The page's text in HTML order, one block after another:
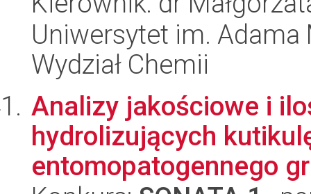
Uniwersytet im.
Wydział Chemii
Analizy jakościowe i
hydrolizujących
entomopatogennego